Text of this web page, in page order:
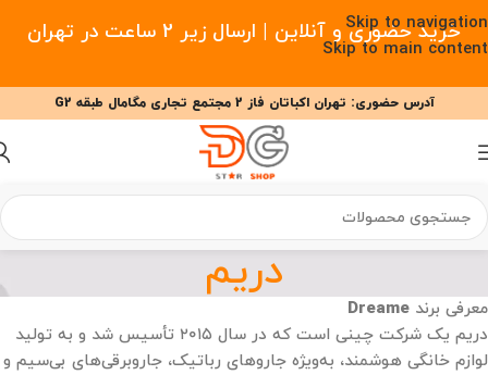
Skip to navigation
Skip to main content
خرید حضوری و آنلاین | ارسال زیر 2 ساعت در تهران
09377477910 - 09127708341 علیزاده
آدرس حضوری: تهران اکباتان فاز 2 مجتمع تجاری مگامال طبقه G2
دریم
معرفی برند Dreame
دریم یک شرکت چینی است که در سال ۲۰۱۵ تأسیس شد و به تولید
لوازم خانگی هوشمند، به‌ویژه جاروهای رباتیک، جاروبرقی‌های بی‌سیم و